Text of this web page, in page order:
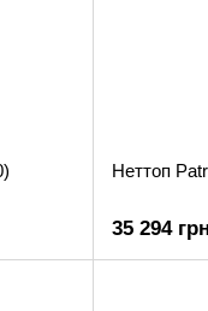
Неттоп
35 294 грн